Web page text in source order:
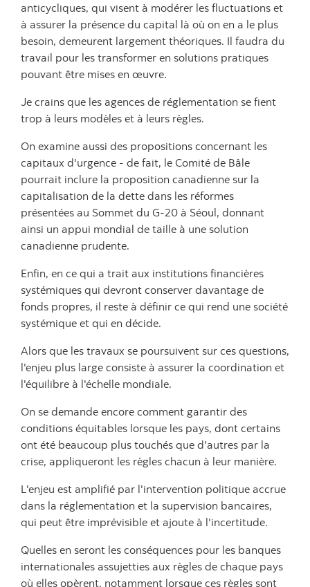
anticycliques, qui visent à modérer les fluctuations et
à assurer la présence du capital là où on en a le plus
besoin, demeurent largement théoriques. Il faudra du
travail pour les transformer en solutions pratiques
pouvant être mises en œuvre.
Je crains que les agences de réglementation se fient
trop à leurs modèles et à leurs règles.
On examine aussi des propositions concernant les
capitaux d'urgence - de fait, le Comité de Bâle
pourrait inclure la proposition canadienne sur la
capitalisation de la dette dans les réformes
présentées au Sommet du G-20 à Séoul, donnant
ainsi un appui mondial de taille à une solution
canadienne prudente.
Enfin, en ce qui a trait aux institutions financières
systémiques qui devront conserver davantage de
fonds propres, il reste à définir ce qui rend une société
systémique et qui en décide.
Alors que les travaux se poursuivent sur ces questions,
l'enjeu plus large consiste à assurer la coordination et
l'équilibre à l'échelle mondiale.
On se demande encore comment garantir des
conditions équitables lorsque les pays, dont certains
ont été beaucoup plus touchés que d'autres par la
crise, appliqueront les règles chacun à leur manière.
L'enjeu est amplifié par l'intervention politique accrue
dans la réglementation et la supervision bancaires,
qui peut être imprévisible et ajoute à l'incertitude.
Quelles en seront les conséquences pour les banques
internationales assujetties aux règles de chaque pays
où elles opèrent, notamment lorsque ces règles sont